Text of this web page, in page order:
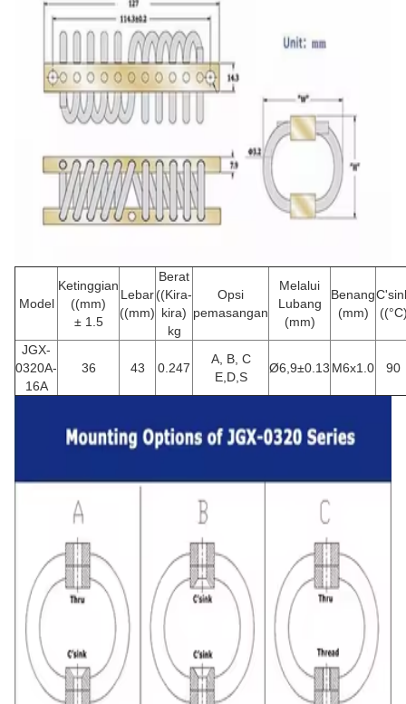
Model
Ketinggian
((mm)
± 1.5
Lebar
((mm)
Berat
((Kira-
kira)
kg
Opsi
pemasangan
Melalui
Lubang
(mm)
Benang
(mm)
JGX-
0320A-
16A
36 43 0.247
A, B, C
E,D,S
Ø6,9±0.13 M6x1.0 90